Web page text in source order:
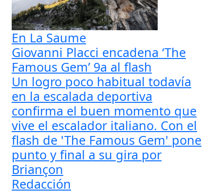
En La Saume
Giovanni Placci encadena ‘The
Famous Gem’ 9a al flash
Un logro poco habitual todavía
en la escalada deportiva
confirma el buen momento que
vive el escalador italiano. Con el
flash de 'The Famous Gem' pone
punto y final a su gira por
Briançon
Redacción